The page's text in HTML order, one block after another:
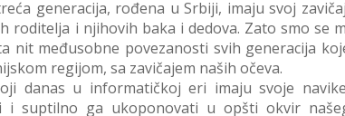
generacija, rođena u Srbiji, imaju svoj
roditelja i njihovih baka i dedova. Zato smo se
nit međusobne povezanosti svih generacija
regijom, sa zavičajem naših očeva.
danas u informatičkoj eri imaju svoje
i suptilno ga ukoponovati u opšti okvir